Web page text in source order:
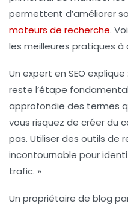
permettent d’améliorer
moteurs de recherche.
les meilleures pratiques à
Un expert en SEO explique
reste l’étape
approfondie des termes
vous risquez de créer du
pas. Utiliser des outils de
incontournable pour
trafic. »
Un propriétaire de blog